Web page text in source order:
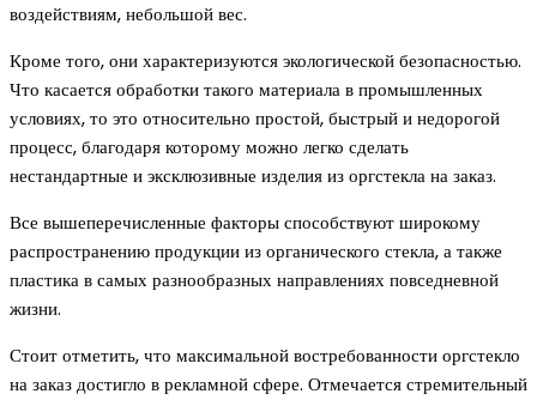
воздействиям, небольшой вес.
Кроме того, они характеризуются экологической безопасностью.
Что касается обработки такого материала в промышленных
условиях, то это относительно простой, быстрый и недорогой
процесс, благодаря которому можно легко сделать
нестандартные и эксклюзивные изделия из оргстекла на заказ.
Все вышеперечисленные факторы способствуют широкому
распространению продукции из органического стекла, а также
пластика в самых разнообразных направлениях повседневной
жизни.
Стоит отметить, что максимальной востребованности оргстекло
на заказ достигло в рекламной сфере. Отмечается стремительный